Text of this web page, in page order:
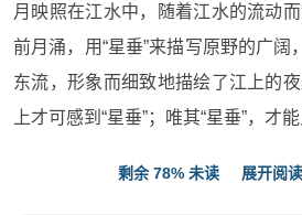
月映照在江水中，随着江水的流动
前月涌，用“星垂”来描写原野的广阔
东流，形象而细致地描绘了江上的
上才可感到“星垂”；唯其“星垂”，才
所有这一切的宏大景象，尽在大
剩余 78% 未读 展开阅